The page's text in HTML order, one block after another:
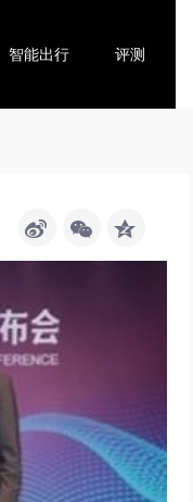
智能出行 评测